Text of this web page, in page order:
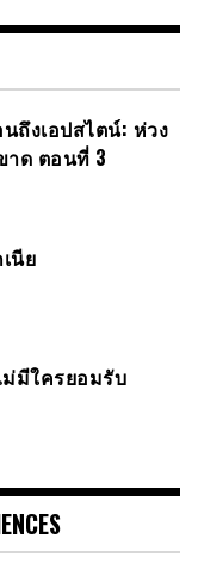
ถึงเอปสไตน์: ห่วง
าด ตอนที่ 3
นีย
มีใครยอมรับ